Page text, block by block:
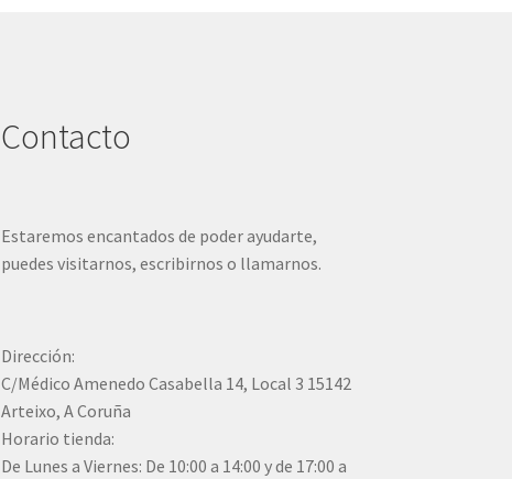
Contacto
Estaremos encantados de poder ayudarte,
puedes visitarnos, escribirnos o llamarnos.
Dirección:
C/Médico Amenedo Casabella 14, Local 3 15142
Arteixo, A Coruña
Horario tienda:
De Lunes a Viernes: De 10:00 a 14:00 y de 17:00 a